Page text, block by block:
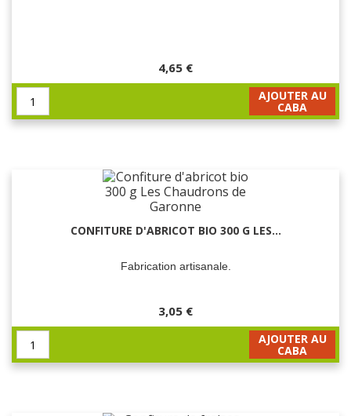
4,65 €
AJOUTER AU
CABA
CONFITURE D'ABRICOT BIO 300 G LES...
Fabrication artisanale.
3,05 €
AJOUTER AU
CABA